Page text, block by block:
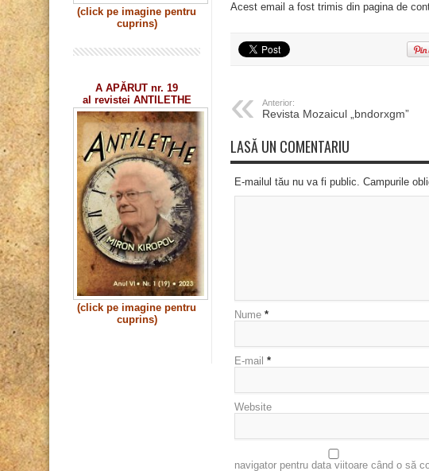
Acest email a fost trimis din pagina de
Anterior:
Revista Mozaicul „bndorxgm”
LASĂ UN COMENTARIU
E-mailul tău nu va fi public. Campurile
Nume *
E-mail *
Website
navigator pentru data viitoare când o să
(click pe imagine pentru
cuprins)
A APĂRUT nr. 19
al revistei ANTILETHE
(click pe imagine pentru
cuprins)